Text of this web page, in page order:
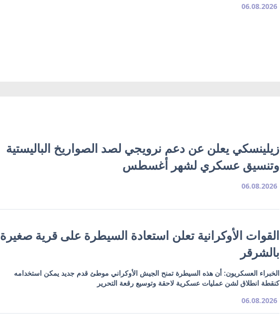
06.08.2026
زيلينسكي يعلن عن دعم نرويجي لصد الصواريخ الباليستية
وتنسيق عسكري لشهر أغسطس
06.08.2026
القوات الأوكرانية تعلن استعادة السيطرة على قرية صغيرة
بالشرقر
الخبراء العسكريون: أن هذه السيطرة تمنح الجيش الأوكراني موطئ قدم جديد يمكن استخدامه
كنقطة انطلاق لشن عمليات عسكرية لاحقة وتوسيع رقعة التحرير
06.08.2026